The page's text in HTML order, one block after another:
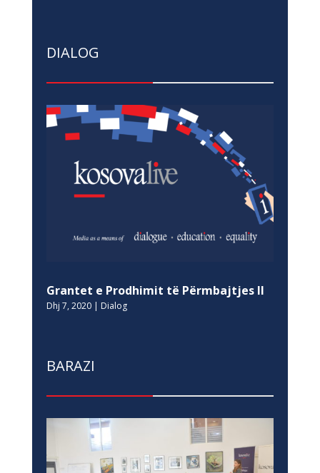
DIALOG
Grantet e Prodhimit të Përmbajtjes II
Dhj 7, 2020| Dialog
BARAZI